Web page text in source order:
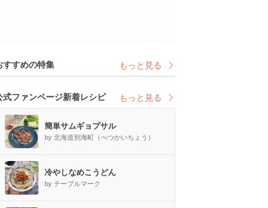
すすめの特集 もっと見る
式ファンページ新着レシピ もっと見る
簡単サムギョプサル
by 北海道別海町（べつかいちょう）
冷やしなめこうどん
by テーブルマーク